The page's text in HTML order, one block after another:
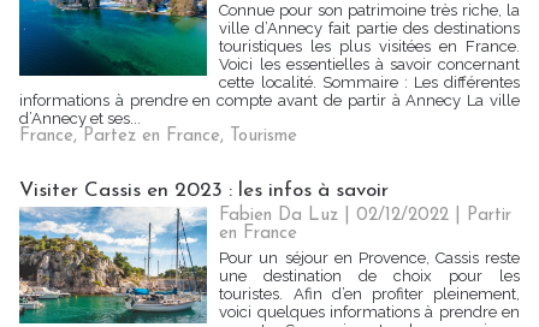
Connue pour son patrimoine très riche, la
ville d’Annecy fait partie des destinations
touristiques les plus visitées en France.
Voici les essentielles à savoir concernant
cette localité. Sommaire : Les différentes
informations à prendre en compte avant de partir à Annecy La ville
d’Annecy et ses...
France, Partez en France, Tourisme
Visiter Cassis en 2023 : les infos à savoir
Fabien Da Luz | 02/12/2022
Partir
en France
Pour un séjour en Provence, Cassis reste
une destination de choix pour les
touristes. Afin d’en profiter pleinement,
voici quelques informations à prendre en